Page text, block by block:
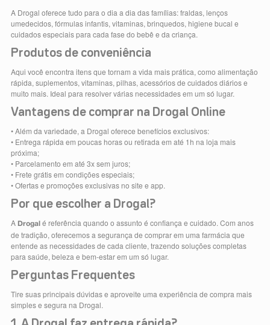
A Drogal oferece tudo para o dia a dia das famílias: fraldas, lenços
umedecidos, fórmulas infantis, vitaminas, brinquedos, higiene bucal e
cuidados especiais para cada fase do bebê e da criança.
Produtos de conveniência
Aqui você encontra itens que tornam a vida mais prática, como alimentação
rápida, suplementos, vitaminas, pilhas, acessórios de cuidados diários e
muito mais. Ideal para resolver várias necessidades em um só lugar.
Vantagens de comprar na Drogal Online
• Além da variedade, a Drogal oferece benefícios exclusivos:
• Entrega rápida em poucas horas ou retirada em até 1h na loja mais
próxima;
• Parcelamento em até 3x sem juros;
• Frete grátis em condições especiais;
• Ofertas e promoções exclusivas no site e app.
Por que escolher a Drogal?
A Drogal é referência quando o assunto é confiança e cuidado. Com anos
de tradição, oferecemos a segurança de comprar em uma farmácia que
entende as necessidades de cada cliente, trazendo soluções completas
para saúde, beleza e bem-estar em um só lugar.
Perguntas Frequentes
Tire suas principais dúvidas e aproveite uma experiência de compra mais
simples e segura na Drogal.